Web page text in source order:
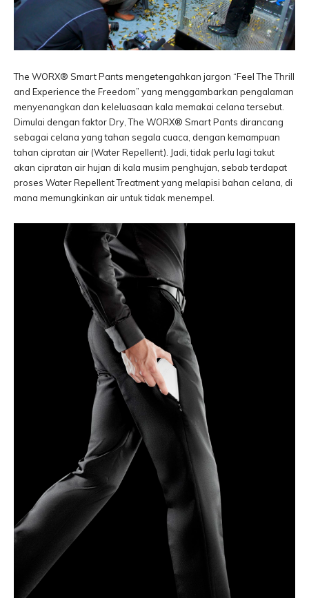
The WORX® Smart Pants mengetengahkan jargon “Feel The Thrill
and Experience the Freedom” yang menggambarkan pengalaman
menyenangkan dan keleluasaan kala memakai celana tersebut.
Dimulai dengan faktor Dry, The WORX® Smart Pants dirancang
sebagai celana yang tahan segala cuaca, dengan kemampuan
tahan cipratan air (Water Repellent). Jadi, tidak perlu lagi takut
akan cipratan air hujan di kala musim penghujan, sebab terdapat
proses Water Repellent Treatment yang melapisi bahan celana, di
mana memungkinkan air untuk tidak menempel.